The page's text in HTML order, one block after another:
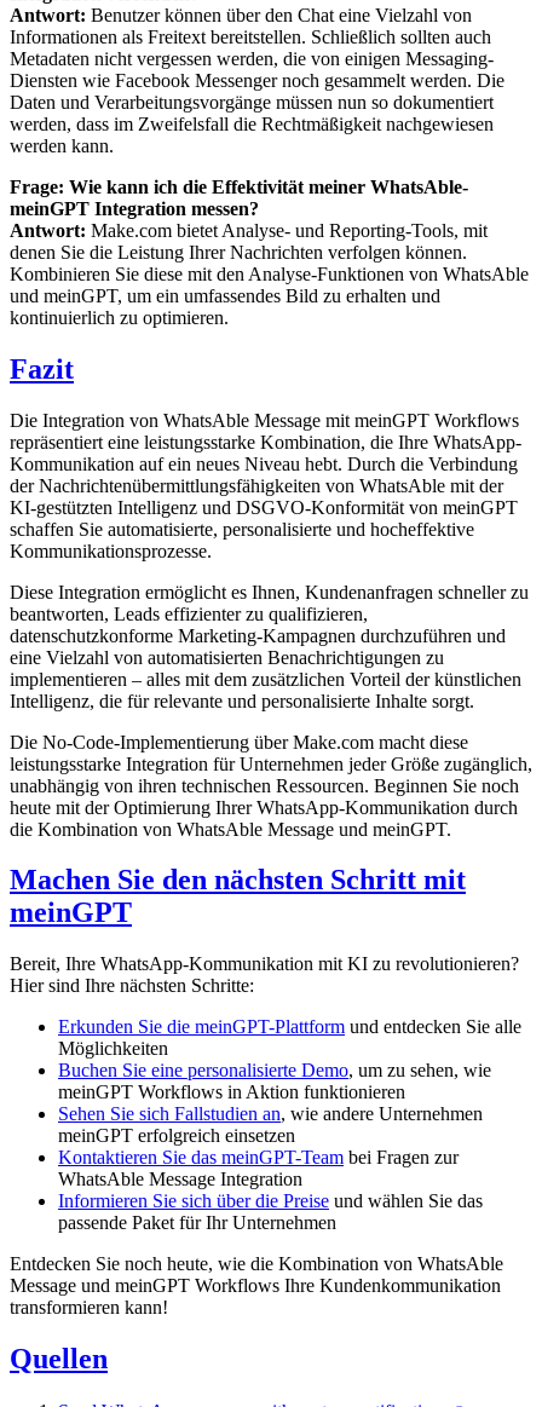
Antwort: Benutzer können über den Chat eine Vielzahl von
Informationen als Freitext bereitstellen. Schließlich sollten auch
Metadaten nicht vergessen werden, die von einigen Messaging-
Diensten wie Facebook Messenger noch gesammelt werden. Die
Daten und Verarbeitungsvorgänge müssen nun so dokumentiert
werden, dass im Zweifelsfall die Rechtmäßigkeit nachgewiesen
werden kann.
Frage: Wie kann ich die Effektivität meiner WhatsAble-
meinGPT Integration messen?
Antwort: Make.com bietet Analyse- und Reporting-Tools, mit
denen Sie die Leistung Ihrer Nachrichten verfolgen können.
Kombinieren Sie diese mit den Analyse-Funktionen von WhatsAble
und meinGPT, um ein umfassendes Bild zu erhalten und
kontinuierlich zu optimieren.
Fazit
Die Integration von WhatsAble Message mit meinGPT Workflows
repräsentiert eine leistungsstarke Kombination, die Ihre WhatsApp-
Kommunikation auf ein neues Niveau hebt. Durch die Verbindung
der Nachrichtenübermittlungsfähigkeiten von WhatsAble mit der
KI-gestützten Intelligenz und DSGVO-Konformität von meinGPT
schaffen Sie automatisierte, personalisierte und hocheffektive
Kommunikationsprozesse.
Diese Integration ermöglicht es Ihnen, Kundenanfragen schneller zu
beantworten, Leads effizienter zu qualifizieren,
datenschutzkonforme Marketing-Kampagnen durchzuführen und
eine Vielzahl von automatisierten Benachrichtigungen zu
implementieren – alles mit dem zusätzlichen Vorteil der künstlichen
Intelligenz, die für relevante und personalisierte Inhalte sorgt.
Die No-Code-Implementierung über Make.com macht diese
leistungsstarke Integration für Unternehmen jeder Größe zugänglich,
unabhängig von ihren technischen Ressourcen. Beginnen Sie noch
heute mit der Optimierung Ihrer WhatsApp-Kommunikation durch
die Kombination von WhatsAble Message und meinGPT.
Machen Sie den nächsten Schritt mit
meinGPT
Bereit, Ihre WhatsApp-Kommunikation mit KI zu revolutionieren?
Hier sind Ihre nächsten Schritte:
Erkunden Sie die meinGPT-Plattform und entdecken Sie alle
Möglichkeiten
Buchen Sie eine personalisierte Demo, um zu sehen, wie
meinGPT Workflows in Aktion funktionieren
Sehen Sie sich Fallstudien an, wie andere Unternehmen
meinGPT erfolgreich einsetzen
Kontaktieren Sie das meinGPT-Team bei Fragen zur
WhatsAble Message Integration
Informieren Sie sich über die Preise und wählen Sie das
passende Paket für Ihr Unternehmen
Entdecken Sie noch heute, wie die Kombination von WhatsAble
Message und meinGPT Workflows Ihre Kundenkommunikation
transformieren kann!
Quellen